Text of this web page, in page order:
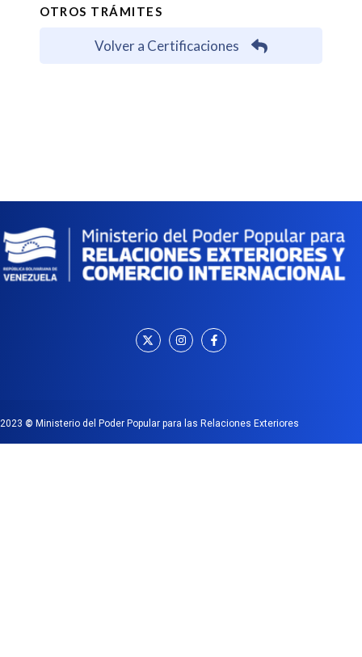
OTROS TRÁMITES
Volver a Certificaciones
2023 © Ministerio del Poder Popular para las Relaciones Exteriores